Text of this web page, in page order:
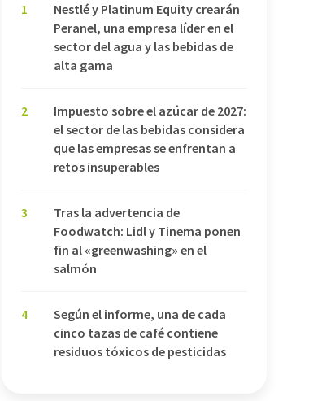
1
Nestlé y Platinum Equity crearán
Peranel, una empresa líder en el
sector del agua y las bebidas de
alta gama
2
Impuesto sobre el azúcar de 2027:
el sector de las bebidas considera
que las empresas se enfrentan a
retos insuperables
3
Tras la advertencia de
Foodwatch: Lidl y Tinema ponen
fin al «greenwashing» en el
salmón
4
Según el informe, una de cada
cinco tazas de café contiene
residuos tóxicos de pesticidas